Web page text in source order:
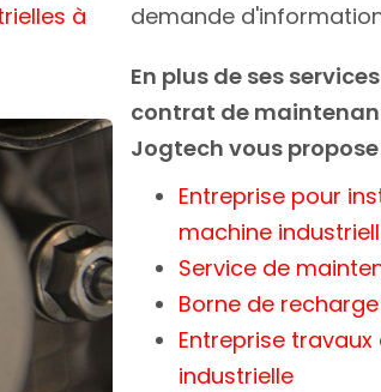
à
demande
En plus de ses
contrat de
Jogtech vous
Entreprise pour
machine
Service de
Borne de
Entreprise
industrielle